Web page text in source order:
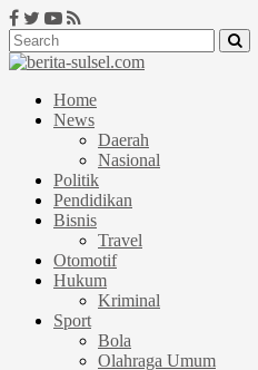
Home
News
Daerah
Nasional
Politik
Pendidikan
Bisnis
Travel
Otomotif
Hukum
Kriminal
Sport
Bola
Olahraga Umum